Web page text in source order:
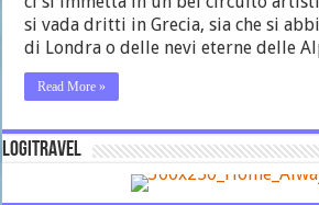
si vada dritti in Grecia, sia che si
di Londra o delle nevi eterne delle
Read More »
LOGITRAVEL